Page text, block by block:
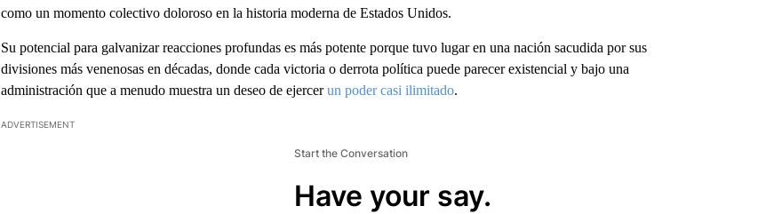
como un momento colectivo doloroso en la historia moderna de Estados Unidos.
Su potencial para galvanizar reacciones profundas es más potente porque tuvo lugar en una nación sacudida por sus
divisiones más venenosas en décadas, donde cada victoria o derrota política puede parecer existencial y bajo una
administración que a menudo muestra un deseo de ejercerun poder casi ilimitado.
ADVERTISEMENT
Start the Conversation
Have your say.